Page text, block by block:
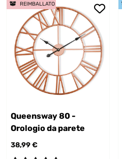
Queensway 80 -
Orologio da parete
38,99 €
REIMBALLATO